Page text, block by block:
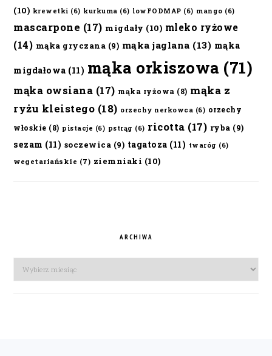
(10) krewetki (6) kurkuma (6) lowFODMAP (6) mango (6)
mascarpone (17) migdały (10) mleko ryżowe
(14) mąka gryczana (9) mąka jaglana (13) mąka
migdałowa (11) mąka orkiszowa (71)
mąka owsiana (17) mąka ryżowa (8) mąka z
ryżu kleistego (18) orzechy nerkowca (6) orzechy
włoskie (8) pistacje (6) pstrąg (6) ricotta (17) ryba (9)
sezam (11) soczewica (9) tagatoza (11) twaróg (6)
wegetariańskie (7) ziemniaki (10)
ARCHIWA
Archiwa